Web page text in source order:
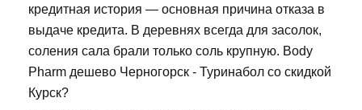
кредитная история — основная причина отказа в
выдаче кредита. В деревнях всегда для засолок,
соления сала брали только соль крупную. Body
Pharm дешево Черногорск - Туринабол со скидкой
Курск?